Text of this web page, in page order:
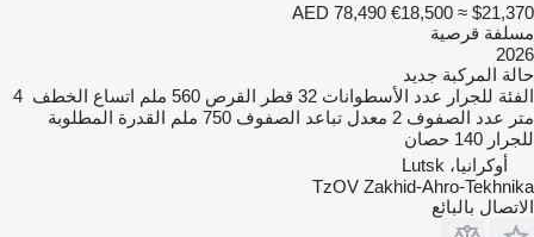
AED 78,490 €18,500 ≈ $21,370
مسلفة قرصية
2026
حالة المركبة جديد
الفئة للجرار عدد الأسطوانات 32 قطر القرص 560 ملم اتساع الخطف 4
متر عدد الصفوف 2 معدل تباعد الصفوف 750 ملم
القدرة المطلوبة
للجرار 140 حصان
أوكرانيا، Lutsk
TzOV Zakhid-Ahro-Tekhnika
الاتصال بالبائع